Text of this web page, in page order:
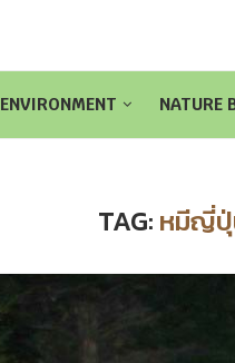
ENVIRONMENT NATURE
TAG: หมีญี่